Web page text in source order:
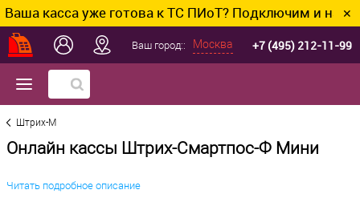
касса уже готова к ТС ПИоТ? Подключим и ✕
Ваш город:: Москва +7 (495) 212-11-99
Штрих-М
Онлайн кассы Штрих-Смартпос-Ф Мини
Читать подробное описание